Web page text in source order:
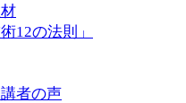
12の法則」
者の声